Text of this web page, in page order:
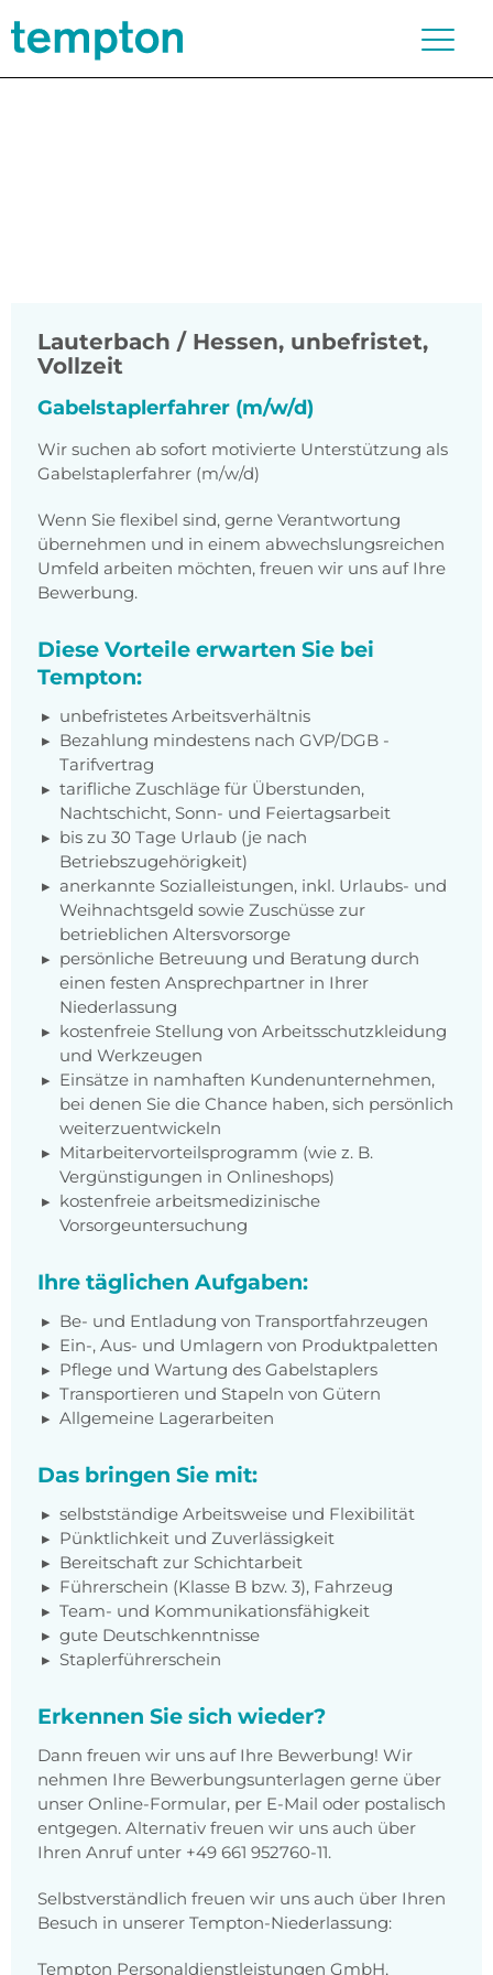
Lauterbach / Hessen, unbefristet,
Vollzeit
Gabelstaplerfahrer (m/w/d)
Wir suchen ab sofort motivierte Unterstützung als
Gabelstaplerfahrer (m/w/d)
Wenn Sie flexibel sind, gerne Verantwortung
übernehmen und in einem abwechslungsreichen
Umfeld arbeiten möchten, freuen wir uns auf Ihre
Bewerbung.
Diese Vorteile erwarten Sie bei
Tempton:
unbefristetes Arbeitsverhältnis
Bezahlung mindestens nach GVP/DGB -
Tarifvertrag
tarifliche Zuschläge für Überstunden,
Nachtschicht, Sonn- und Feiertagsarbeit
bis zu 30 Tage Urlaub (je nach
Betriebszugehörigkeit)
anerkannte Sozialleistungen, inkl. Urlaubs- und
Weihnachtsgeld sowie Zuschüsse zur
betrieblichen Altersvorsorge
persönliche Betreuung und Beratung durch
einen festen Ansprechpartner in Ihrer
Niederlassung
kostenfreie Stellung von Arbeitsschutzkleidung
und Werkzeugen
Einsätze in namhaften Kundenunternehmen,
bei denen Sie die Chance haben, sich persönlich
weiterzuentwickeln
Mitarbeitervorteilsprogramm (wie z. B.
Vergünstigungen in Onlineshops)
kostenfreie arbeitsmedizinische
Vorsorgeuntersuchung
Ihre täglichen Aufgaben:
Be- und Entladung von Transportfahrzeugen
Ein-, Aus- und Umlagern von Produktpaletten
Pflege und Wartung des Gabelstaplers
Transportieren und Stapeln von Gütern
Allgemeine Lagerarbeiten
Das bringen Sie mit:
selbstständige Arbeitsweise und Flexibilität
Pünktlichkeit und Zuverlässigkeit
Bereitschaft zur Schichtarbeit
Führerschein (Klasse B bzw. 3), Fahrzeug
Team- und Kommunikationsfähigkeit
gute Deutschkenntnisse
Staplerführerschein
Erkennen Sie sich wieder?
Dann freuen wir uns auf Ihre Bewerbung! Wir
nehmen Ihre Bewerbungsunterlagen gerne über
unser Online-Formular, per E-Mail oder postalisch
entgegen. Alternativ freuen wir uns auch über
Ihren Anruf unter +49 661 952760-11.
Selbstverständlich freuen wir uns auch über Ihren
Besuch in unserer Tempton-Niederlassung:
Tempton Personaldienstleistungen GmbH,